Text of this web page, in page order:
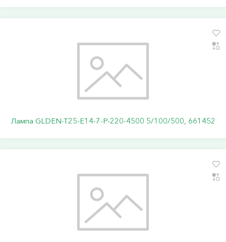
Лампа GLDEN-T25-E14-7-P-220-4500 5/100/500, 661452